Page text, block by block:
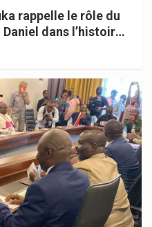
rappelle le rôle du
dans l’histoire